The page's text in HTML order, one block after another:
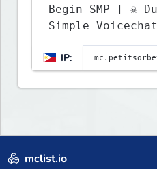
Begin SMP [ ☠ Dungeons 🪣
Simple Voicechat
IP:
mclist.io